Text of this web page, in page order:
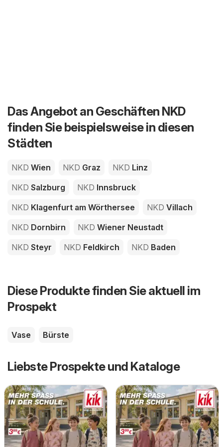
Das Angebot an Geschäften NKD
finden Sie beispielsweise in diesen
Städten
NKD Wien NKD Graz NKD Linz
NKD Salzburg NKD Innsbruck
NKD Klagenfurt am Wörthersee NKD Villach
NKD Dornbirn NKD Wiener Neustadt
NKD Steyr NKD Feldkirch NKD Baden
Diese Produkte finden Sie aktuell im
Prospekt
Vase Bürste
Liebste Prospekte und Kataloge